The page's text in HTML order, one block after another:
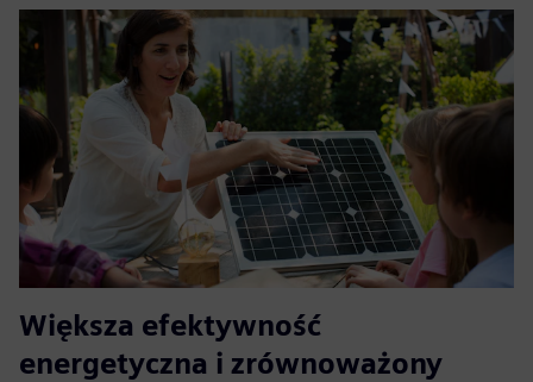
Większa efektywność
energetyczna i zrównoważony